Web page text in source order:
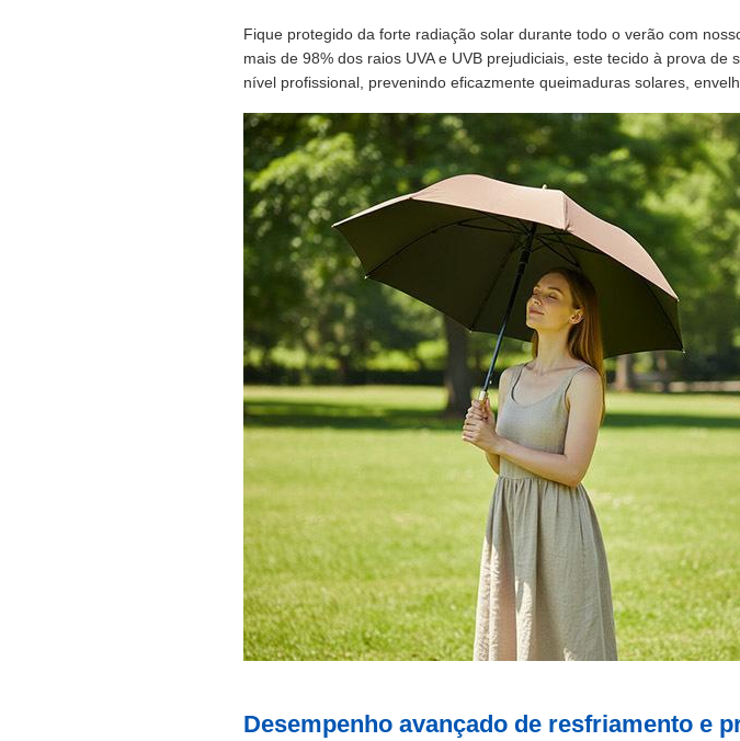
Fique protegido da forte radiação solar durante todo o verão com
mais de 98% dos raios UVA e UVB prejudiciais, este tecido à prova
nível profissional, prevenindo eficazmente queimaduras solares,
Desempenho avançado de resfriamento e